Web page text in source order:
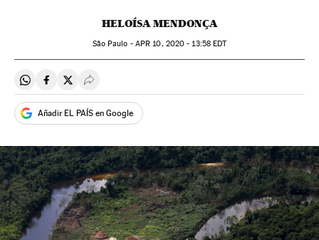
HELOÍSA MENDONÇA
São Paulo - APR 10, 2020 - 13:58EDT
Compartir en Whatsapp
Compartir en Facebook
Compartir en Twitter
Desplegar Redes Sociales
Añadir EL PAÍS en Google